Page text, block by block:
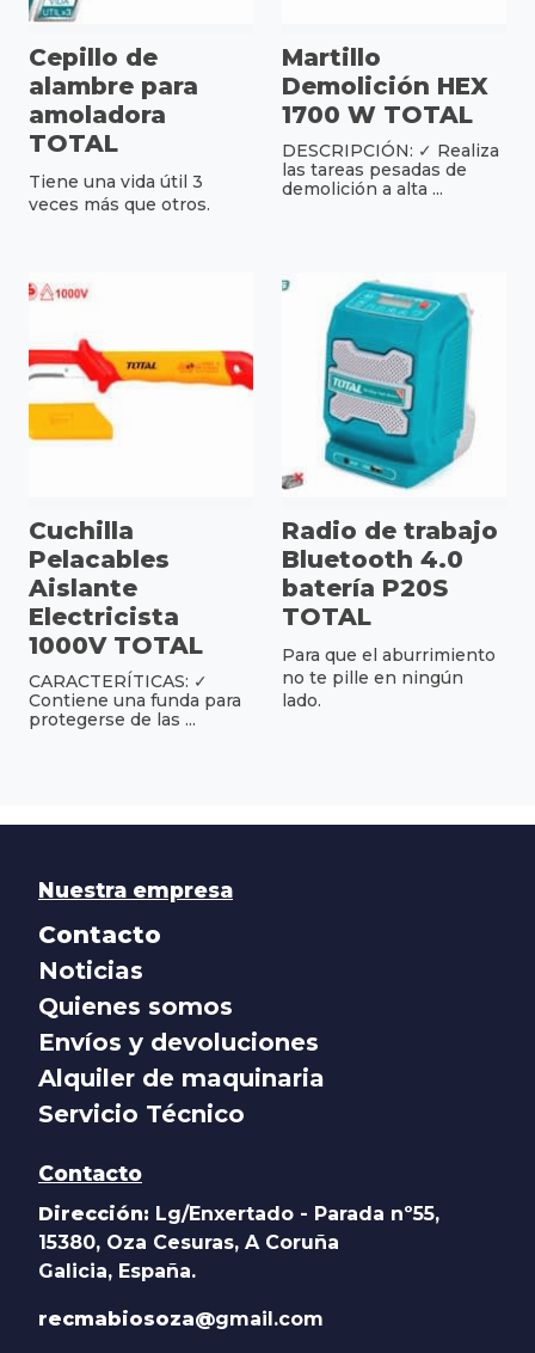
Cepillo de
alambre para
amoladora
TOTAL
Tiene una vida útil 3
veces más que otros.
Martillo
Demolición HEX
1700 W TOTAL
DESCRIPCIÓN: ✓ Realiza
las tareas pesadas de
demolición a alta ...
Cuchilla
Pelacables
Aislante
Electricista
1000V TOTAL
CARACTERÍTICAS: ✓
Contiene una funda para
protegerse de las ...
Radio de trabajo
Bluetooth 4.0
batería P20S
TOTAL
Para que el aburrimiento
no te pille en ningún
lado.
Nuestra empresa
Contacto
Noticias
Quienes somos
Envíos y devoluciones
Alquiler de maquinaria
Servicio Técnico
Contacto
Dirección: Lg/Enxertado - Parada nº55,
15380, Oza Cesuras, A Coruña
Galicia, España.
recmabiosoza@gmail.com